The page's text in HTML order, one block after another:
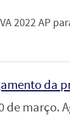
2022 AP
da
de março.